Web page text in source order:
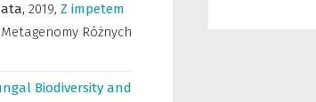
2019, Z impetem
Różnych
Biodiversity and